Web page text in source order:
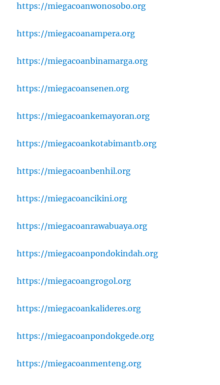
https://miegacoanwonosobo.org
https://miegacoanampera.org
https://miegacoanbinamarga.org
https://miegacoansenen.org
https://miegacoankemayoran.org
https://miegacoankotabimantb.org
https://miegacoanbenhil.org
https://miegacoancikini.org
https://miegacoanrawabuaya.org
https://miegacoanpondokindah.org
https://miegacoangrogol.org
https://miegacoankalideres.org
https://miegacoanpondokgede.org
https://miegacoanmenteng.org